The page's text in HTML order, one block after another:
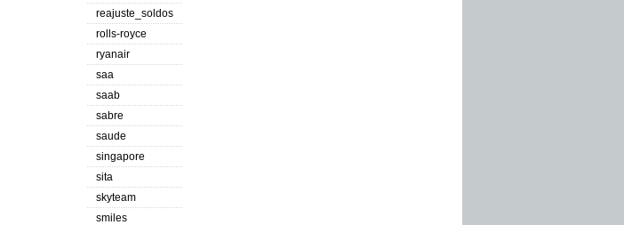
reajuste_soldos
rolls-royce
ryanair
saa
saab
sabre
saude
singapore
sita
skyteam
smiles